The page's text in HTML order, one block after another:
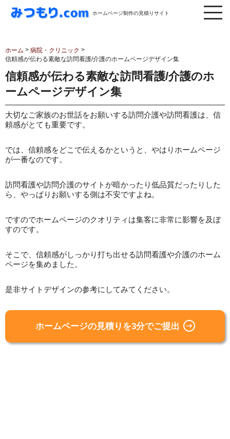
ホームページ制作の見積りサイト
ホーム > 病院・クリニック >
信頼感が伝わる素敵な訪問看護/介護のホームページデザイン集
信頼感が伝わる素敵な訪問看護/介護のホ
ームページデザイン集
大切なご家族のお世話をお願いする訪問介護や訪問看護は、信
頼感がとても重要です。
では、信頼感をどこで伝えるかというと、やはりホームページ
が一番なのです。
訪問看護や訪問介護のサイトが暗かったり低品質だったりした
ら、やっぱりお願いする側は不安ですよね。
ですのでホームページのクオリティは集客に非常に影響を及ぼ
すのです。
そこで、信頼感がしっかり打ち出せる訪問看護や介護のホーム
ページを集めました。
是非サイトデザインの参考にしてみてください。
ホームページの見積りを3分でご提出